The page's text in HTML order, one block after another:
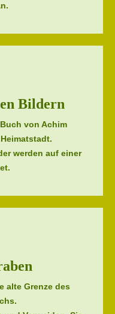
Bildern
von Achim
werden auf einer
alte Grenze des